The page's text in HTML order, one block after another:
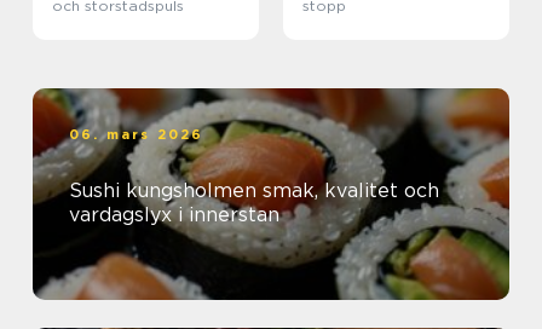
och storstadspuls
stopp
06. mars 2026
Sushi kungsholmen smak, kvalitet och
vardagslyx i innerstan